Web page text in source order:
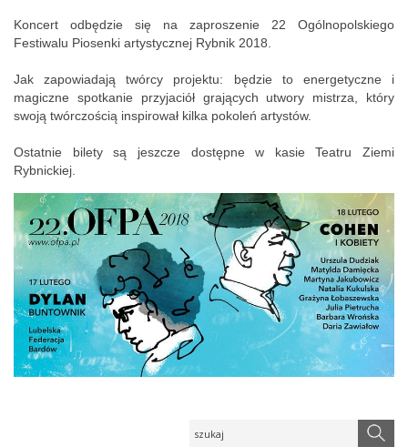
Koncert odbędzie się na zaproszenie 22 Ogólnopolskiego
Festiwalu Piosenki artystycznej Rybnik 2018.
Jak zapowiadają twórcy projektu: będzie to energetyczne i
magiczne spotkanie przyjaciół grających utwory mistrza, który
swoją twórczością inspirował kilka pokoleń artystów.
Ostatnie bilety są jeszcze dostępne w kasie Teatru Ziemi
Rybnickiej.